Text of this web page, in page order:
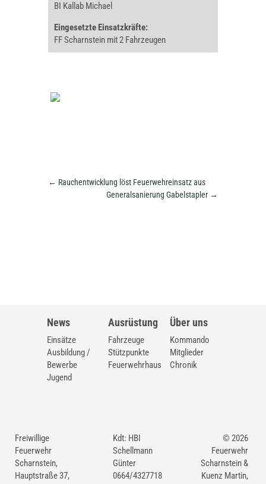
BI Kallab Michael
Eingesetzte Einsatzkräfte:
FF Scharnstein mit 2 Fahrzeugen
← Rauchentwicklung löst Feuerwehreinsatz aus
Generalsanierung Gabelstapler →
News
Einsätze
Ausbildung /
Bewerbe
Jugend
Ausrüstung
Fahrzeuge
Stützpunkte
Feuerwehrhaus
Über uns
Kommando
Mitglieder
Chronik
Freiwillige
Feuerwehr
Scharnstein,
Hauptstraße 37,
Kdt: HBI
Schellmann
Günter
0664/4327718
© 2026
Feuerwehr
Scharnstein &
Kuenz Martin,